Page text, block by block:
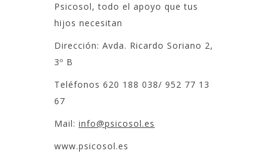
Psicosol, todo el apoyo que tus
hijos necesitan
Dirección: Avda. Ricardo Soriano 2,
3º B
Teléfonos 620 188 038/ 952 77 13
67
Mail: info@psicosol.es
www.psicosol.es